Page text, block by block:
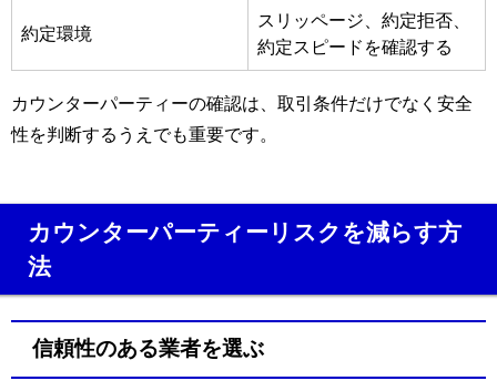
約定環境
スリッページ、約定拒否、
約定スピードを確認する
カウンターパーティーの確認は、取引条件だけでなく安全
性を判断するうえでも重要です。
カウンターパーティーリスクを減らす方
法
信頼性のある業者を選ぶ